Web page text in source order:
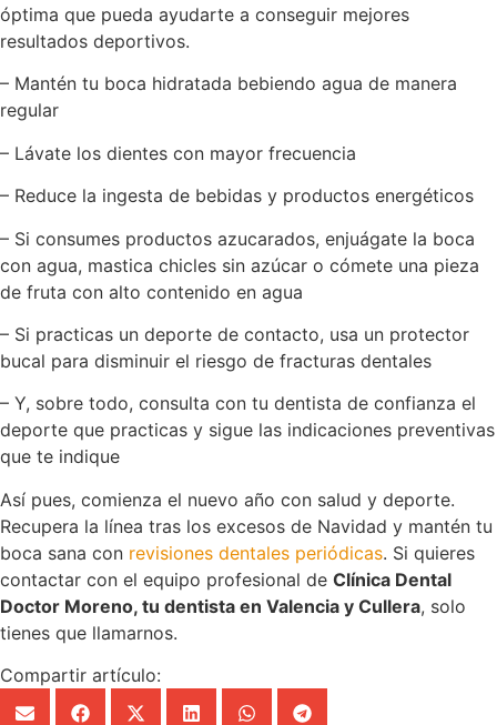
óptima que pueda ayudarte a conseguir mejores
resultados deportivos.
– Mantén tu boca hidratada bebiendo agua de manera
regular
– Lávate los dientes con mayor frecuencia
– Reduce la ingesta de bebidas y productos energéticos
– Si consumes productos azucarados, enjuágate la boca
con agua, mastica chicles sin azúcar o cómete una pieza
de fruta con alto contenido en agua
– Si practicas un deporte de contacto, usa un protector
bucal para disminuir el riesgo de fracturas dentales
– Y, sobre todo, consulta con tu dentista de confianza el
deporte que practicas y sigue las indicaciones preventivas
que te indique
Así pues, comienza el nuevo año con salud y deporte.
Recupera la línea tras los excesos de Navidad y mantén tu
boca sana con revisiones dentales periódicas. Si quieres
contactar con el equipo profesional de Clínica Dental
Doctor Moreno, tu dentista en Valencia y Cullera, solo
tienes que llamarnos.
Compartir artículo: